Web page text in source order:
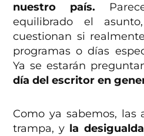
nuestro país.
equilibrado el
cuestionan si
programas o días
Ya se estarán
día del escritor en
Como ya sabemos, las
trampa, y la